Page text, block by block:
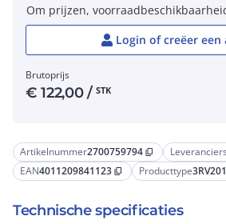
Artikelnummer2700759794 content_copy
EAN4011209841123 content_copy Producttype
Technische specificaties
Om prijzen,
Login of creëer een
Brutoprijs
€122,00/ STK